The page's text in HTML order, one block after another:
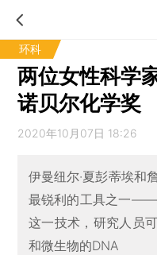
环科
两位女性科学
诺贝尔化学奖
2020年10月07日 18:26
伊曼纽尔·夏彭蒂埃和
最锐利的工具之一
这一技术，研究人员
和微生物的DNA